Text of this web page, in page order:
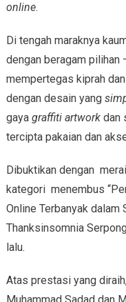
online.
Di tengah maraknya
dengan beragam
mempertegas kiprah
dengan desain yang
gaya graffiti artworkdan
tercipta pakaian dan
Dibuktikan dengan
kategori menembus
Online Terbanyak dalam
Thanksinsomnia
lalu.
Atas prestasi yang